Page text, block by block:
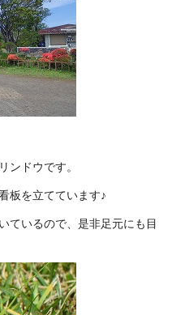
ンドウです。
板を立てています♪
ているので、是非足元にも目